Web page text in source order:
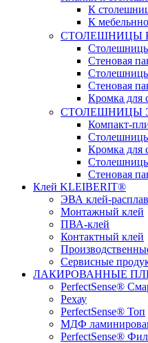
К
К
СТОЛЕШНИЦЫ
Стеновая
Стеновая
Кромка для
СТОЛЕШНИЦЫ
Компакт-
Кромка для
Стеновая
Клей KLEIBERIT®
ЭВА клей-расплав
Монтажный клей
ПВА-клей
Контактный клей
Сервисные
ЛАКИРОВАННЫЕ
PerfectSense®
Рехау
PerfectSense® Топ
МДФ
PerfectSense®